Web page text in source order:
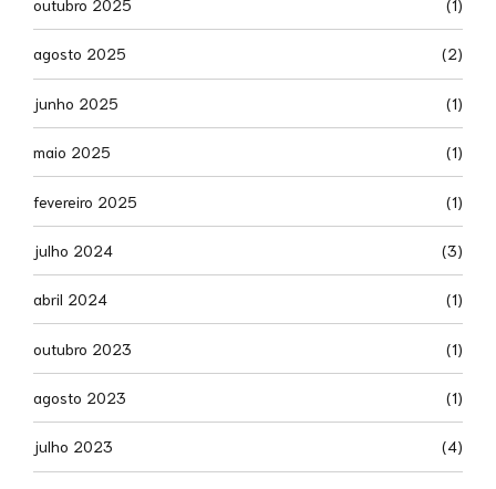
outubro 2025 (1)
agosto 2025 (2)
junho 2025 (1)
maio 2025 (1)
fevereiro 2025 (1)
julho 2024 (3)
abril 2024 (1)
outubro 2023 (1)
agosto 2023 (1)
julho 2023 (4)